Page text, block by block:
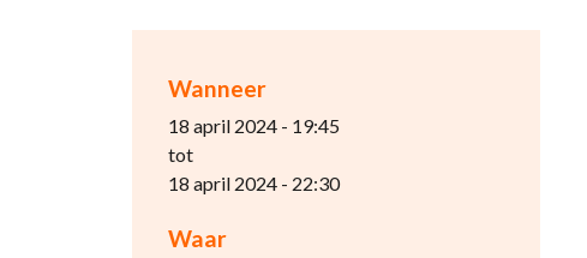
Wanneer
18 april 2024 - 19:45
tot
18 april 2024 - 22:30
Waar